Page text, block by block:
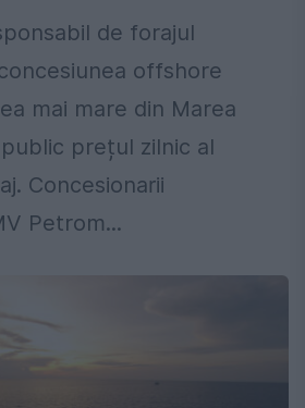
de forajul
offshore
mai mare din Marea
prețul zilnic al
Concesionarii
Petrom...